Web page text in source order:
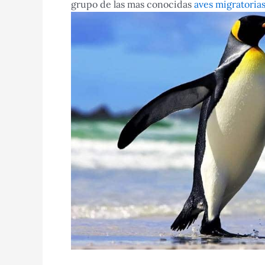
grupo de las mas conocidas aves migratorias